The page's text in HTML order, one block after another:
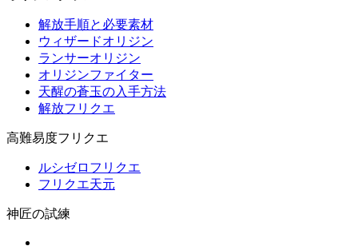
解放手順と必要素材
ウィザードオリジン
ランサーオリジン
オリジンファイター
天醒の蒼玉の入手方法
解放フリクエ
高難易度フリクエ
ルシゼロフリクエ
フリクエ天元
神匠の試練